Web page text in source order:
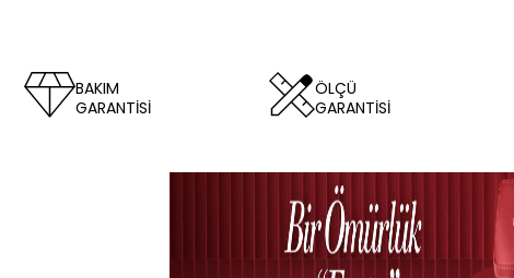
BAKIM
GARANTİSİ
ÖLÇÜ
GARANTİSİ